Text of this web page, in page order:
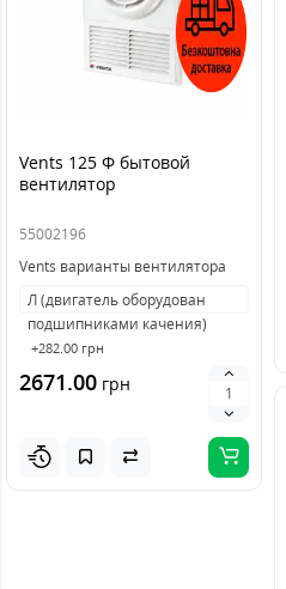
Vents 125 Ф бытовой
вентилятор
55002196
Vents варианты вентилятора
Л (двигатель оборудован
подшипниками качения)
+282.00 грн
2671.00 грн